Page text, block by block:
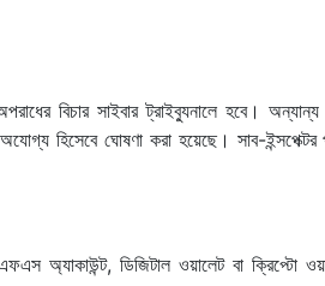
বিচার সাইবার ট্রাইব্যুনালে হবে। অন্যান্য
হিসেবে ঘোষণা করা হয়েছে। সাব-ইন্সপেক্টর
অ্যাকাউন্ট, ডিজিটাল ওয়ালেট বা ক্রিপ্টো